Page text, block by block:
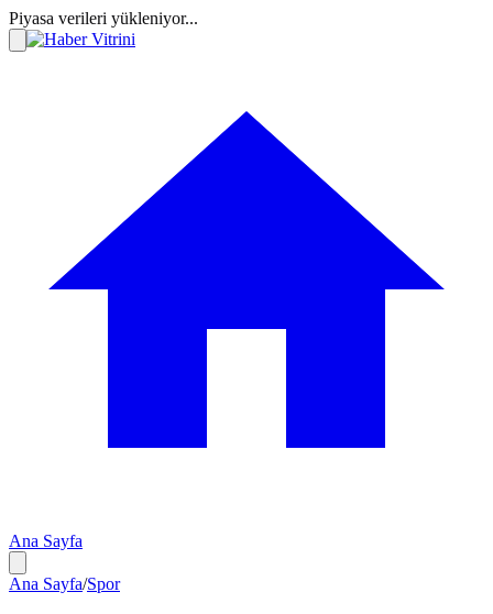
Piyasa verileri yükleniyor...
Ana Sayfa
Ana Sayfa/Spor